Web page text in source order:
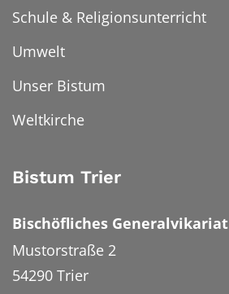
Schule & Religionsunterricht
Umwelt
Unser Bistum
Weltkirche
Bistum Trier
Bischöfliches Generalvikariat
Mustorstraße 2
54290 Trier